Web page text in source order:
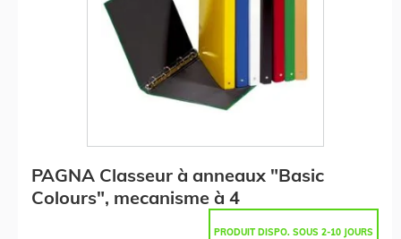
PAGNA Classeur à anneaux "Basic
Colours", mecanisme à 4
PRODUIT DISPO. SOUS 2-10 JOURS